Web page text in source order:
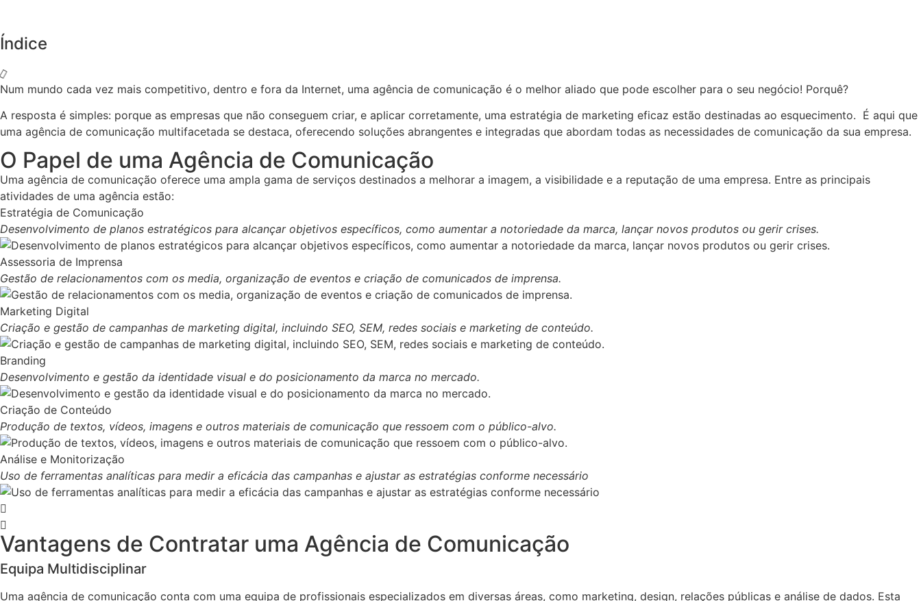
Índice
Num mundo cada vez mais competitivo, dentro e fora da Internet, uma agência de comunicação é o melhor aliado que pode escolher para o seu negócio! Porquê?
A resposta é simples: porque as empresas que não conseguem criar, e aplicar corretamente, uma estratégia de marketing eficaz estão destinadas ao esquecimento. É aqui que
uma agência de comunicação multifacetada se destaca, oferecendo soluções abrangentes e integradas que abordam todas as necessidades de comunicação da sua empresa.
O Papel de uma Agência de Comunicação
Uma agência de comunicação oferece uma ampla gama de serviços destinados a melhorar a imagem, a visibilidade e a reputação de uma empresa. Entre as principais
atividades de uma agência estão:
Estratégia de Comunicação
Desenvolvimento de planos estratégicos para alcançar objetivos específicos, como aumentar a notoriedade da marca, lançar novos produtos ou gerir crises.
Assessoria de Imprensa
Gestão de relacionamentos com os media, organização de eventos e criação de comunicados de imprensa.
Marketing Digital
Criação e gestão de campanhas de marketing digital, incluindo SEO, SEM, redes sociais e marketing de conteúdo.
Branding
Desenvolvimento e gestão da identidade visual e do posicionamento da marca no mercado.
Criação de Conteúdo
Produção de textos, vídeos, imagens e outros materiais de comunicação que ressoem com o público-alvo.
Análise e Monitorização
Uso de ferramentas analíticas para medir a eficácia das campanhas e ajustar as estratégias conforme necessário
Vantagens de Contratar uma Agência de Comunicação
Equipa Multidisciplinar
Uma agência de comunicação conta com uma equipa de profissionais especializados em diversas áreas, como marketing, design, relações públicas e análise de dados. Esta